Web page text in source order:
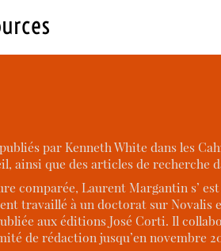
par Kenneth White dans les
ainsi que des articles de
comparée, Laurent Margantin s’
travaillé à un doctorat sur
aux éditions José Corti. Il
de rédaction jusqu’en novembre